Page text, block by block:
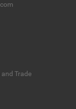
Trade